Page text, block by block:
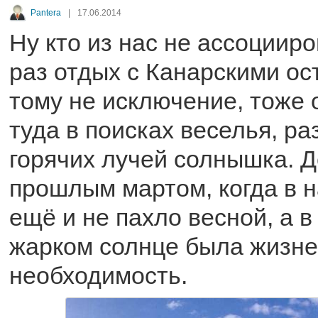
Pantera | 17.06.2014
Ну кто из нас не
раз отдых с Канарскими
тому не исключение, тоже
туда в поисках веселья,
горячих лучей солнышка.
прошлым мартом, когда в
ещё и не пахло весной, а
жарком солнце была
необходимость.